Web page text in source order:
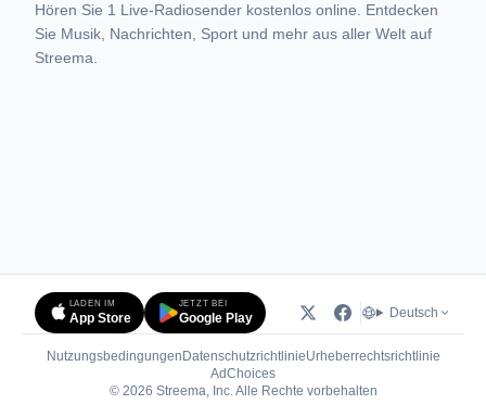
Hören Sie 1 Live-Radiosender kostenlos online. Entdecken
Sie Musik, Nachrichten, Sport und mehr aus aller Welt auf
Streema.
LADEN IM
App Store
JETZT BEI
Google Play Deutsch
Nutzungsbedingungen DatenschutzrichtlinieUrheberrechtsrichtlinie
AdChoices(öffnet in neuem Tab)
© 2026 Streema, Inc. Alle Rechte vorbehalten